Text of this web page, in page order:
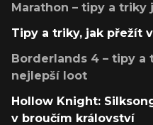
Marathon – tipy a triky
Tipy a triky, jak přežít
Borderlands 4 – tipy a
nejlepší loot
Hollow Knight:
v broučím království